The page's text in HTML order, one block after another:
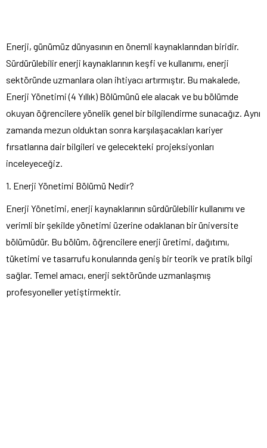
Enerji, günümüz dünyasının en önemli kaynaklarından biridir.
Sürdürülebilir enerji kaynaklarının keşfi ve kullanımı, enerji
sektöründe uzmanlara olan ihtiyacı artırmıştır. Bu makalede,
Enerji Yönetimi (4 Yıllık) Bölümünü ele alacak ve bu bölümde
okuyan öğrencilere yönelik genel bir bilgilendirme sunacağız. Aynı
zamanda mezun olduktan sonra karşılaşacakları kariyer
fırsatlarına dair bilgileri ve gelecekteki projeksiyonları
inceleyeceğiz.
1. Enerji Yönetimi Bölümü Nedir?
Enerji Yönetimi, enerji kaynaklarının sürdürülebilir kullanımı ve
verimli bir şekilde yönetimi üzerine odaklanan bir üniversite
bölümüdür. Bu bölüm, öğrencilere enerji üretimi, dağıtımı,
tüketimi ve tasarrufu konularında geniş bir teorik ve pratik bilgi
sağlar. Temel amacı, enerji sektöründe uzmanlaşmış
profesyoneller yetiştirmektir.